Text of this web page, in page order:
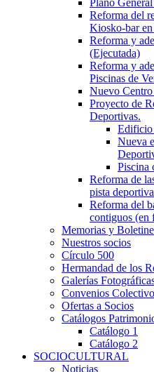
Reforma del
Kiosko-bar
Reforma y
(Ejecutada)
Reforma y
Piscinas de
Nuevo
Proyecto de
Deportivas.
Edificio
Nueva
Piscina
Reforma de
pista
Reforma del
contiguos (en
Memorias y
Nuestros socios
Círculo 500
Hermandad de los
Galerías
Convenios
Ofertas a Socios
Catálogos
Catálogo 1
Catálogo 2
SOCIOCULTURAL
Noticias